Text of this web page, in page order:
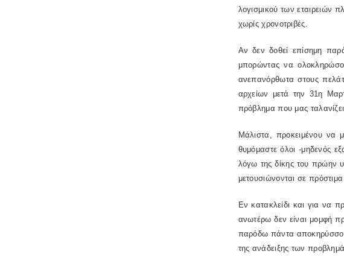
λογισμικού των εταιρειών
χωρίς χρονοτριβές.
Αν δεν δοθεί επίσημη
μπορώντας να
ανεπανόρθωτα στους
αρχείων μετά την 31η
πρόβλημα που μας
Μάλιστα, προκειμένου να
θυμόμαστε όλοι -μηδενός
λόγω της δίκης του πρώην
μετουσιώνονται σε
Εν κατακλείδι και για να
ανωτέρω δεν είναι μομφή
παρόδω πάντα
της ανάδειξης των